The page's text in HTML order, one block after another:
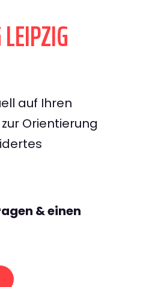
auf Ihren
Orientierung
& einen